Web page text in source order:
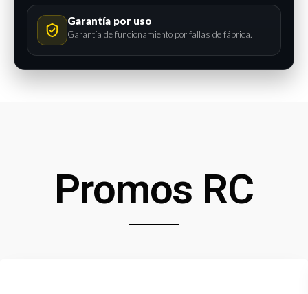
Garantía por uso
Garantía de funcionamiento por fallas de fábrica.
Promos RC